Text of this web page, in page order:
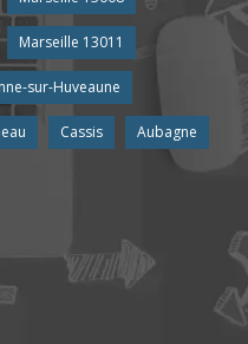
Marseille 13011
sur-Huveaune
Cassis Aubagne